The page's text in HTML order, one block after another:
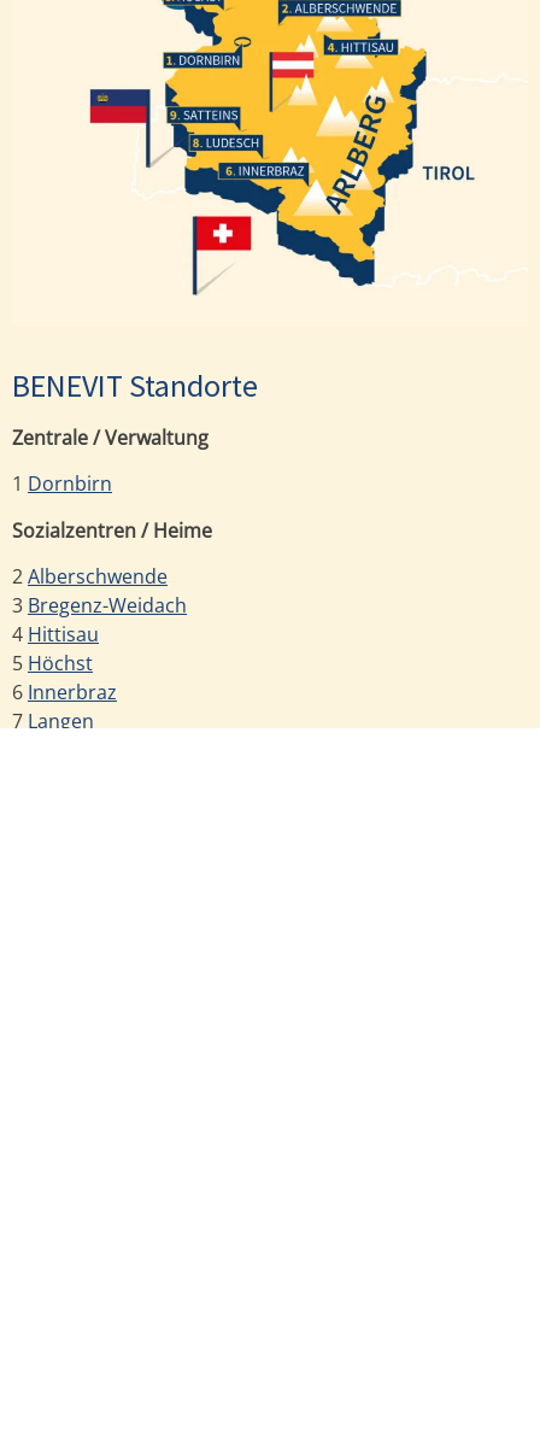
Dornbirn
Ludesch
Innerbraz
Alberschwende
BENEVIT Standorte
Zentrale / Verwaltung
1 Dornbirn
Sozialzentren / Heime
2Alberschwende
3 Bregenz-Weidach
4 Hittisau
5 Höchst
6 Innerbraz
7 Langen